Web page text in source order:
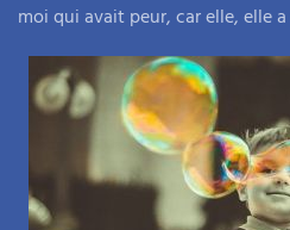
moi qui avait peur, car elle, elle